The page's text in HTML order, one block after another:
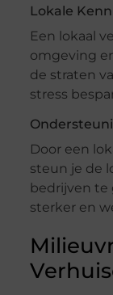
Lokale
Een lokaal
omgeving
de straten
stress
Door een
steun je de
bedrijven te
sterker en